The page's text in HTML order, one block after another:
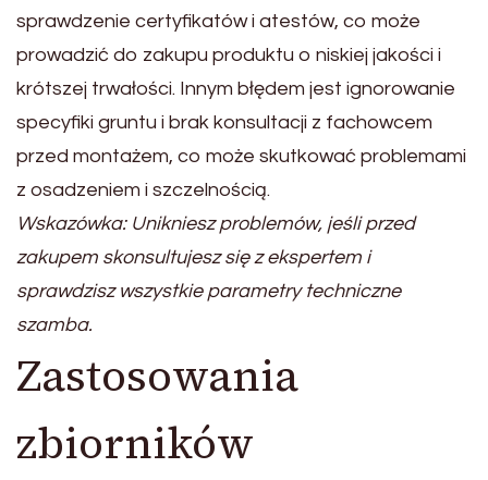
sprawdzenie certyfikatów i atestów, co może
prowadzić do zakupu produktu o niskiej jakości i
krótszej trwałości. Innym błędem jest ignorowanie
specyfiki gruntu i brak konsultacji z fachowcem
przed montażem, co może skutkować problemami
z osadzeniem i szczelnością.
Wskazówka: Unikniesz problemów, jeśli przed
zakupem skonsultujesz się z ekspertem i
sprawdzisz wszystkie parametry techniczne
szamba.
Zastosowania
zbiorników